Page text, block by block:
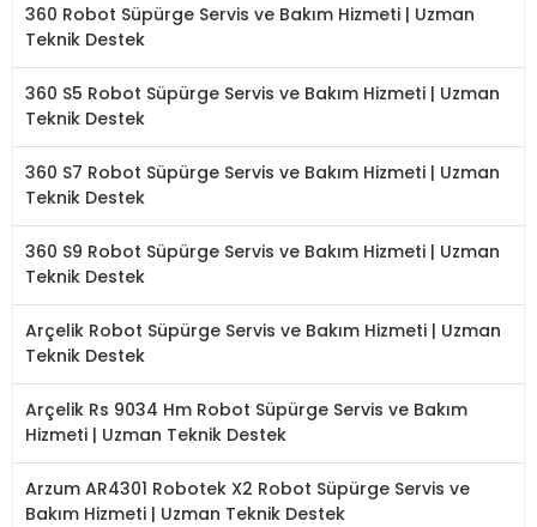
360 Robot Süpürge Servis ve Bakım Hizmeti | Uzman
Teknik Destek
360 S5 Robot Süpürge Servis ve Bakım Hizmeti | Uzman
Teknik Destek
360 S7 Robot Süpürge Servis ve Bakım Hizmeti | Uzman
Teknik Destek
360 S9 Robot Süpürge Servis ve Bakım Hizmeti | Uzman
Teknik Destek
Arçelik Robot Süpürge Servis ve Bakım Hizmeti | Uzman
Teknik Destek
Arçelik Rs 9034 Hm Robot Süpürge Servis ve Bakım
Hizmeti | Uzman Teknik Destek
Arzum AR4301 Robotek X2 Robot Süpürge Servis ve
Bakım Hizmeti | Uzman Teknik Destek